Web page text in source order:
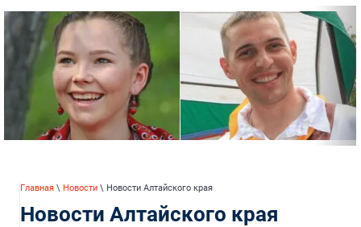
Главная \ Новости \ Новости Алтайского края
Новости Алтайского края